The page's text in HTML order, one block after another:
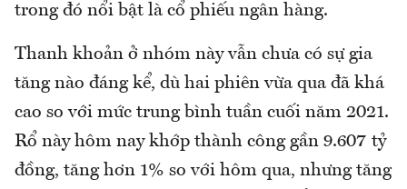
trong đó nổi bật là cổ phiếu ngân hàng.
Thanh khoản ở nhóm này vẫn chưa có sự gia
tăng nào đáng kể, dù hai phiên vừa qua đã khá
cao so với mức trung bình tuần cuối năm 2021.
Rổ này hôm nay khớp thành công gần 9.607 tỷ
đồng, tăng hơn 1% so với hôm qua, nhưng tăng